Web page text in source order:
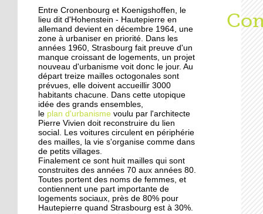
Hautepierre au cœur d'un
jeu vidéo
29 septembre 2016
Les jeunes de Hautepierre
au micro de Radio caddie
25 septembre 2015
La rentrée virevoletante
des Migrateurs
25 septembre 2015
L'utopie en sons
Entre Cronenbourg et Koenigshoffen, le
lieu dit d'Hohenstein - Hautepierre en
allemand devient en décembre 1964, une
zone à urbaniser en priorité. Dans les
années 1960, Strasbourg fait preuve d'un
manque croissant de logements, un projet
nouveau d'urbanisme voit donc le jour. Au
départ treize mailles octogonales sont
prévues, elle doivent accueillir 3000
habitants chacune. Dans cette utopique
idée des grands ensembles,
le plan d'urbanisme voulu par l'architecte
Pierre Vivien doit reconstruire du lien
social. Les voitures circulent en périphérie
des mailles, la vie s'organise comme dans
de petits villages.
Finalement ce sont huit mailles qui sont
construites des années 70 aux années 80.
Toutes portent des noms de femmes, et
contiennent une part importante de
logements sociaux, près de 80% pour
Hautepierre quand Strasbourg est à 30%.